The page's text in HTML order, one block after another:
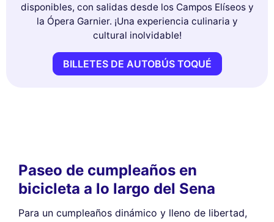
disponibles, con salidas desde los Campos Elíseos y
la Ópera Garnier. ¡Una experiencia culinaria y
cultural inolvidable!
BILLETES DE AUTOBÚS TOQUÉ
Paseo de cumpleaños en
bicicleta a lo largo del Sena
Para un cumpleaños dinámico y lleno de libertad,